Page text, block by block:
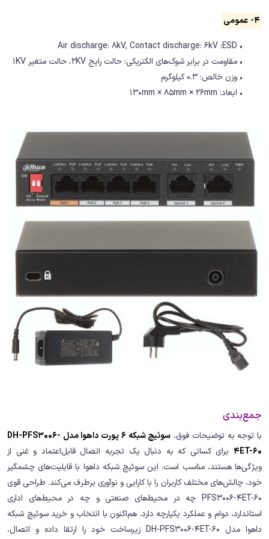
4- عمومی
• Air discharge: 8kV, Contact discharge: 6kV :ESD
• مقاومت در برابر شوک‌های الکتریکی: حالت رایج 2KV، حالت متغیر 1KV
• وزن خالص: 0.3 کیلوگرم
• ابعاد: 130mm × 85mm × 26mm
جمع‌بندی
با توجه به توضیحات فوق،
سوئیچ شبکه 6 پورت داهوا مدل DH-PFS3006-
4ET-60 برای کسانی که به دنبال یک تجربه اتصال قابل‌اعتماد و غنی از
ویژگی‌ها هستند، مناسب است. این سوئیچ شبکه داهوا با قابلیت‌های چشمگیر
خود، چالش‌های مختلف کاربران را با کارایی و نوآوری برطرف می‌کند. طراحی قوی
PFS3006-4ET-60 چه در محیط‌های صنعتی و چه در محیط‌های اداری
استاندارد، دوام و عملکرد یکپارچه دارد. هم‌اکنون با انتخاب و خرید سوئیچ شبکه
داهوا مدل DH-PFS3006-4ET-60 زیرساخت خود را ارتقا داده و اتصال،